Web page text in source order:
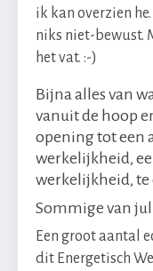
ik kan overzien
niks niet-bewust.
het vat. :-)
Bijna alles van
vanuit de hoop
opening tot een
werkelijkheid,
werkelijkheid, te
Sommige van
Een groot aantal
dit Energetisch